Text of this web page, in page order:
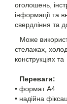
оголошень,
інформації та
свердління та
Може
стелажах,
конструкціях
Переваги:
• формат A4
• надійна